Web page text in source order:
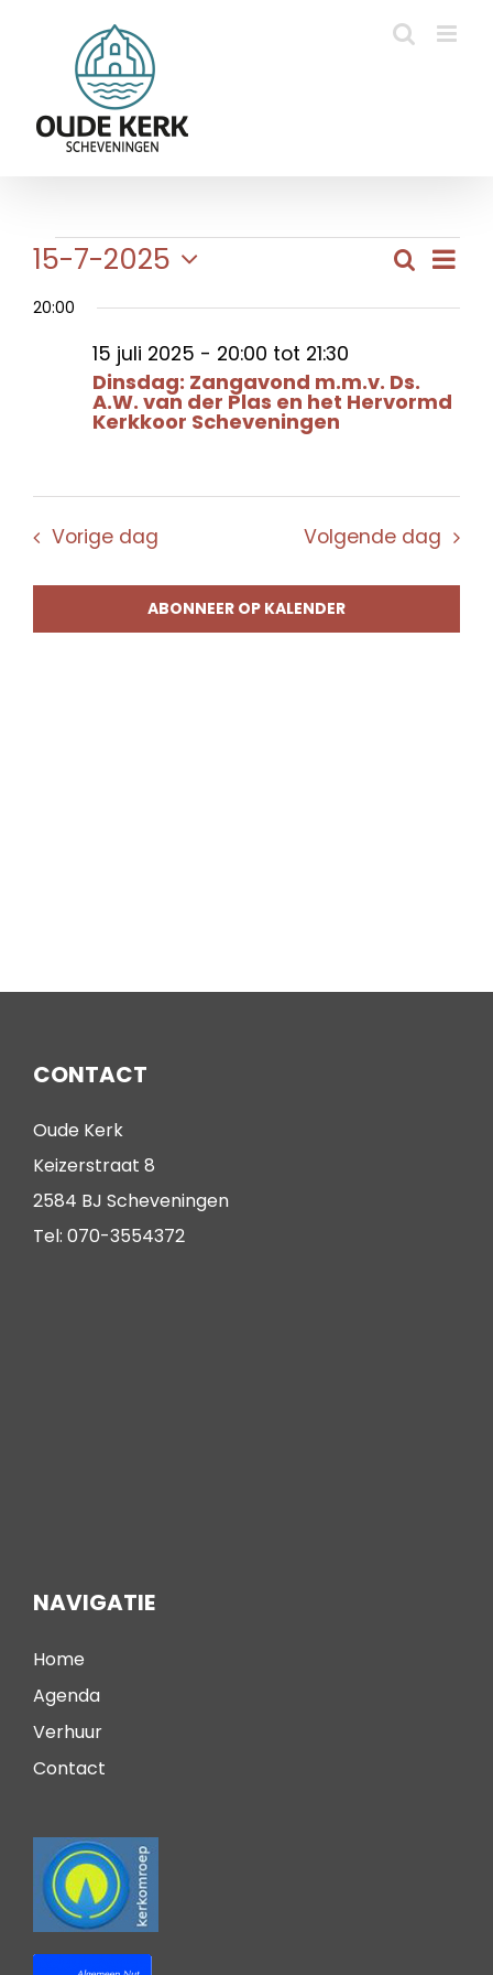
Evenementen
in
juli
Zoeken
Dag
15-7-2025
Selecteer
een
datum.
20:00
Dinsdag: Zangavond m.m.v. Ds.
A.W. van der Plas en het Hervormd
Kerkkoor Scheveningen
15 juli 2025 - 20:00 tot 21:30
Vorige dag Volgende dag
ABONNEER OP KALENDER
CONTACT
Oude Kerk
Keizerstraat 8
2584 BJ Scheveningen
Tel: 070-3554372
NAVIGATIE
Home
Agenda
Verhuur
Contact